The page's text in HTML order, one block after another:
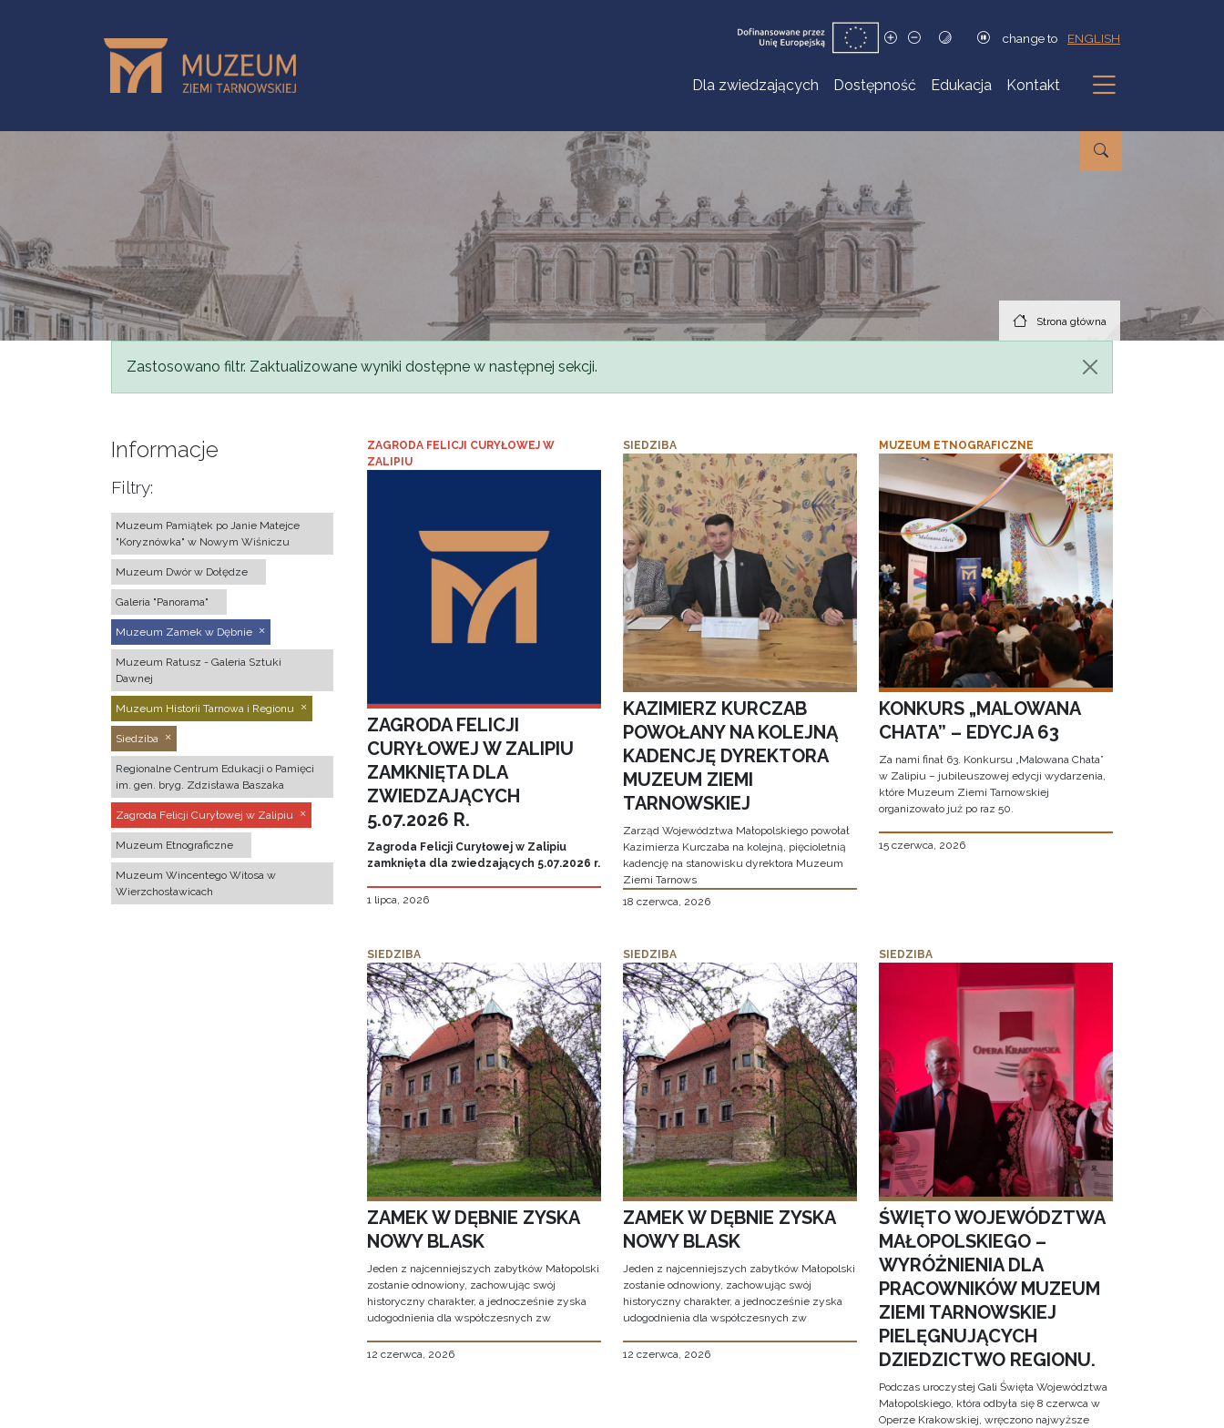
change to ENGLISH
Dla zwiedzających Dostępność Edukacja Kontakt
Podmenu
Strona główna
Komunikat
Zastosowano filtr. Zaktualizowane wyniki dostępne w następnej sekcji.
Informacje
Filtry:
Muzeum Pamiątek po Janie Matejce
"Koryznówka" w Nowym Wiśniczu
Muzeum Dwór w Dołędze
Galeria "Panorama"
Muzeum Zamek w Dębnie
Muzeum Ratusz - Galeria Sztuki
Dawnej
Muzeum Historii Tarnowa i Regionu
Siedziba
Regionalne Centrum Edukacji o Pamięci
im. gen. bryg. Zdzisława Baszaka
Zagroda Felicji Curyłowej w Zalipiu
Muzeum Etnograficzne
Muzeum Wincentego Witosa w
Wierzchosławicach
ZAGRODA FELICJI CURYŁOWEJ W
ZALIPIU
ZAGRODA FELICJI
CURYŁOWEJ W ZALIPIU
ZAMKNIĘTA DLA
ZWIEDZAJĄCYCH
5.07.2026 R.
Zagroda Felicji Curyłowej w Zalipiu
zamknięta dla zwiedzających 5.07.2026 r.
1 lipca, 2026
SIEDZIBA
KAZIMIERZ KURCZAB
POWOŁANY NA KOLEJNĄ
KADENCJĘ DYREKTORA
MUZEUM ZIEMI
TARNOWSKIEJ
Zarząd Województwa Małopolskiego powołał
Kazimierza Kurczaba na kolejną, pięcioletnią
kadencję na stanowisku dyrektora Muzeum
Ziemi Tarnows
18 czerwca, 2026
MUZEUM ETNOGRAFICZNE
KONKURS „MALOWANA
CHATA” – EDYCJA 63
Za nami finał 63. Konkursu „Malowana Chata”
w Zalipiu – jubileuszowej edycji wydarzenia,
które Muzeum Ziemi Tarnowskiej
organizowało już po raz 50.
15 czerwca, 2026
SIEDZIBA
ZAMEK W DĘBNIE ZYSKA
NOWY BLASK
Jeden z najcenniejszych zabytków Małopolski
zostanie odnowiony, zachowując swój
historyczny charakter, a jednocześnie zyska
udogodnienia dla współczesnych zw
12 czerwca, 2026
SIEDZIBA
ZAMEK W DĘBNIE ZYSKA
NOWY BLASK
Jeden z najcenniejszych zabytków Małopolski
zostanie odnowiony, zachowując swój
historyczny charakter, a jednocześnie zyska
udogodnienia dla współczesnych zw
12 czerwca, 2026
SIEDZIBA
ŚWIĘTO WOJEWÓDZTWA
MAŁOPOLSKIEGO –
WYRÓŻNIENIA DLA
PRACOWNIKÓW MUZEUM
ZIEMI TARNOWSKIEJ
PIELĘGNUJĄCYCH
DZIEDZICTWO REGIONU.
Podczas uroczystej Gali Święta Województwa
Małopolskiego, która odbyła się 8 czerwca w
Operze Krakowskiej, wręczono najwyższe